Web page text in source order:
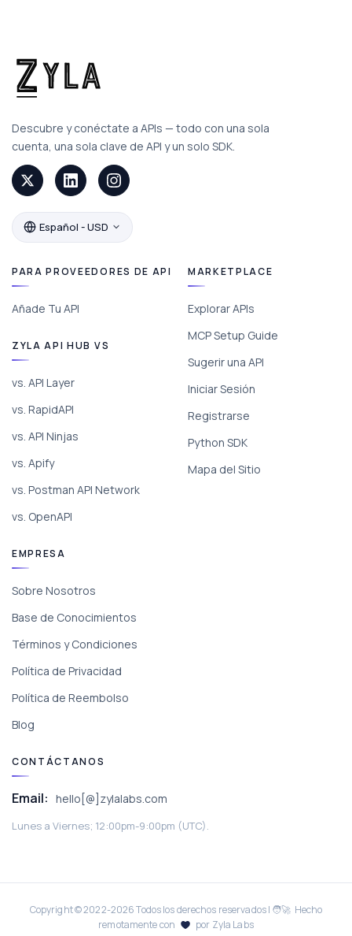
Descubre y conéctate a APIs — todo con una sola
cuenta, una sola clave de API y un solo SDK.
Español - USD
PARA PROVEEDORES DE API
Añade Tu API
ZYLA API HUB VS
vs. API Layer
vs. RapidAPI
vs. API Ninjas
vs. Apify
vs. Postman API Network
vs. OpenAPI
MARKETPLACE
Explorar APIs
MCP Setup Guide
Sugerir una API
Iniciar Sesión
Registrarse
Python SDK
Mapa del Sitio
EMPRESA
Sobre Nosotros
Base de Conocimientos
Términos y Condiciones
Política de Privacidad
Política de Reembolso
Blog
CONTÁCTANOS
Email: hello[@]zylalabs.com
Lunes a Viernes; 12:00pm-9:00pm (UTC).
Copyright © 2022-2026Todos los derechos reservados | 🧑‍🚀 Hecho
remotamente con
por Zyla Labs